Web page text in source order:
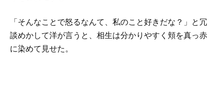
「そんなことで怒るなんて、私のこと好きだな？」と冗
談めかして洋が言うと、相生は分かりやすく頬を真っ赤
に染めて見せた。